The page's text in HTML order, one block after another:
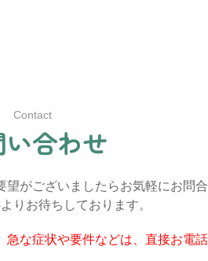
Contact
い合わせ
望がございましたらお気軽にお問
りお待ちしております。
な症状や要件などは、直接お電